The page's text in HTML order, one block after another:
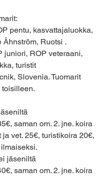
pentu, kasvattajaluokka,
Åhnström, Ruotsi .
juniori, ROP veteraani,
turistit
Slovenia. Tuomarit
saman om. 2. jne. koira
ja vet. 25€, turistikoira 20€,
jäseniltä
saman om. 2. jne. koira